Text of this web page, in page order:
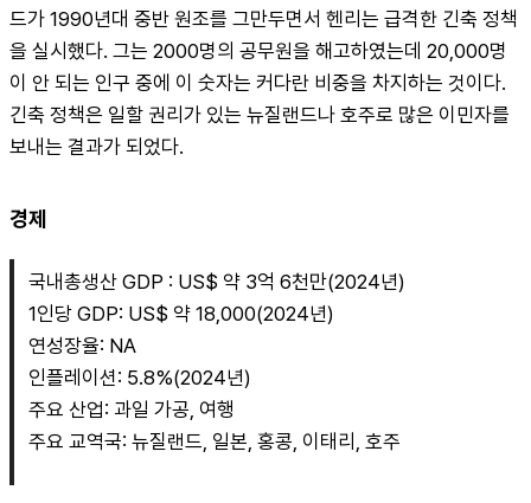
드가 1990년대 중반 원조를 그만두면서 헨리는 급격한 긴축 정책
을 실시했다. 그는 2000명의 공무원을 해고하였는데 20,000명
이 안 되는 인구 중에 이 숫자는 커다란 비중을 차지하는 것이다.
긴축 정책은 일할 권리가 있는 뉴질랜드나 호주로 많은 이민자를
보내는 결과가 되었다.
경제
국내총생산 GDP : US$ 약 3억 6천만(2024년)
1인당 GDP: US$ 약 18,000(2024년)
연성장율: NA
인플레이션: 5.8%(2024년)
주요 산업: 과일 가공, 여행
주요 교역국: 뉴질랜드, 일본, 홍콩, 이태리, 호주